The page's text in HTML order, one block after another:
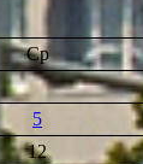
Ср
5
12